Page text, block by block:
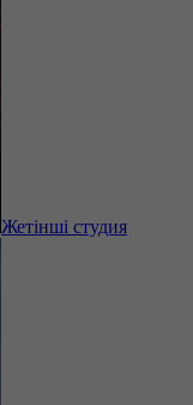
Жетінші студия